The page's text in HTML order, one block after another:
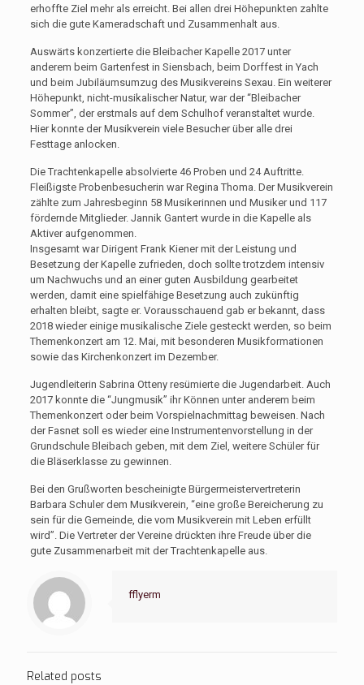
erhoffte Ziel mehr als erreicht. Bei allen drei Höhepunkten zahlte
sich die gute Kameradschaft und Zusammenhalt aus.
Auswärts konzertierte die Bleibacher Kapelle 2017 unter
anderem beim Gartenfest in Siensbach, beim Dorffest in Yach
und beim Jubiläumsumzug des Musikvereins Sexau. Ein weiterer
Höhepunkt, nicht-musikalischer Natur, war der “Bleibacher
Sommer”, der erstmals auf dem Schulhof veranstaltet wurde.
Hier konnte der Musikverein viele Besucher über alle drei
Festtage anlocken.
Die Trachtenkapelle absolvierte 46 Proben und 24 Auftritte.
Fleißigste Probenbesucherin war Regina Thoma. Der Musikverein
zählte zum Jahresbeginn 58 Musikerinnen und Musiker und 117
fördernde Mitglieder. Jannik Gantert wurde in die Kapelle als
Aktiver aufgenommen.
Insgesamt war Dirigent Frank Kiener mit der Leistung und
Besetzung der Kapelle zufrieden, doch sollte trotzdem intensiv
um Nachwuchs und an einer guten Ausbildung gearbeitet
werden, damit eine spielfähige Besetzung auch zukünftig
erhalten bleibt, sagte er. Vorausschauend gab er bekannt, dass
2018 wieder einige musikalische Ziele gesteckt werden, so beim
Themenkonzert am 12. Mai, mit besonderen Musikformationen
sowie das Kirchenkonzert im Dezember.
Jugendleiterin Sabrina Otteny resümierte die Jugendarbeit. Auch
2017 konnte die “Jungmusik” ihr Können unter anderem beim
Themenkonzert oder beim Vorspielnachmittag beweisen. Nach
der Fasnet soll es wieder eine Instrumentenvorstellung in der
Grundschule Bleibach geben, mit dem Ziel, weitere Schüler für
die Bläserklasse zu gewinnen.
Bei den Grußworten bescheinigte Bürgermeistervertreterin
Barbara Schuler dem Musikverein, “eine große Bereicherung zu
sein für die Gemeinde, die vom Musikverein mit Leben erfüllt
wird”. Die Vertreter der Vereine drückten ihre Freude über die
gute Zusammenarbeit mit der Trachtenkapelle aus.
fflyerm
Related posts